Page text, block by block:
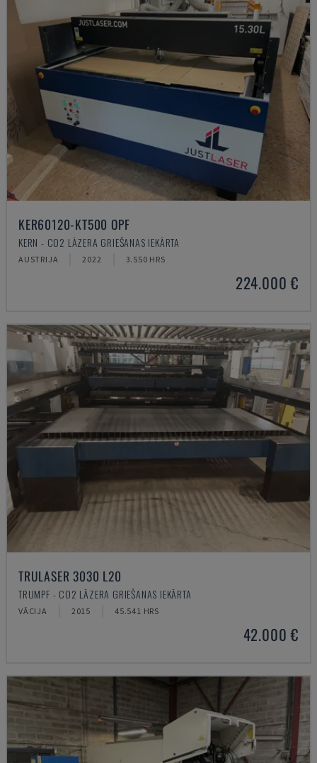
KER60120-KT500 OPF
KERN - CO2 LĀZERA GRIEŠANAS IEKĀRTA
AUSTRIJA 2022 3.550 HRS
224.000 €
TRULASER 3030 L20
TRUMPF - CO2 LĀZERA GRIEŠANAS IEKĀRTA
VĀCIJA 2015 45.541 HRS
42.000 €